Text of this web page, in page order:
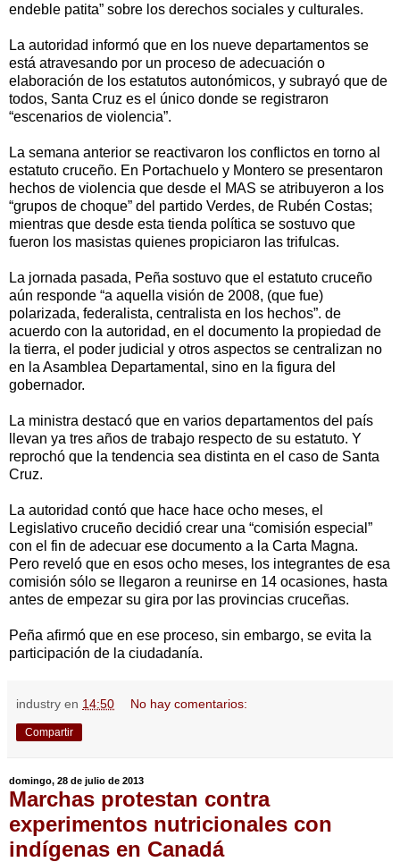
endeble patita” sobre los derechos sociales y culturales.
La autoridad informó que en los nueve departamentos se
está atravesando por un proceso de adecuación o
elaboración de los estatutos autonómicos, y subrayó que de
todos, Santa Cruz es el único donde se registraron
“escenarios de violencia”.
La semana anterior se reactivaron los conflictos en torno al
estatuto cruceño. En Portachuelo y Montero se presentaron
hechos de violencia que desde el MAS se atribuyeron a los
“grupos de choque” del partido Verdes, de Rubén Costas;
mientras que desde esta tienda política se sostuvo que
fueron los masistas quienes propiciaron las trifulcas.
La jornada pasada, Peña sostuvo que el estatuto cruceño
aún responde “a aquella visión de 2008, (que fue)
polarizada, federalista, centralista en los hechos”. de
acuerdo con la autoridad, en el documento la propiedad de
la tierra, el poder judicial y otros aspectos se centralizan no
en la Asamblea Departamental, sino en la figura del
gobernador.
La ministra destacó que en varios departamentos del país
llevan ya tres años de trabajo respecto de su estatuto. Y
reprochó que la tendencia sea distinta en el caso de Santa
Cruz.
La autoridad contó que hace hace ocho meses, el
Legislativo cruceño decidió crear una “comisión especial”
con el fin de adecuar ese documento a la Carta Magna.
Pero reveló que en esos ocho meses, los integrantes de esa
comisión sólo se llegaron a reunirse en 14 ocasiones, hasta
antes de empezar su gira por las provincias cruceñas.
Peña afirmó que en ese proceso, sin embargo, se evita la
participación de la ciudadanía.
industry en 14:50 No hay comentarios:
Compartir
domingo, 28 de julio de 2013
Marchas protestan contra
experimentos nutricionales con
indígenas en Canadá